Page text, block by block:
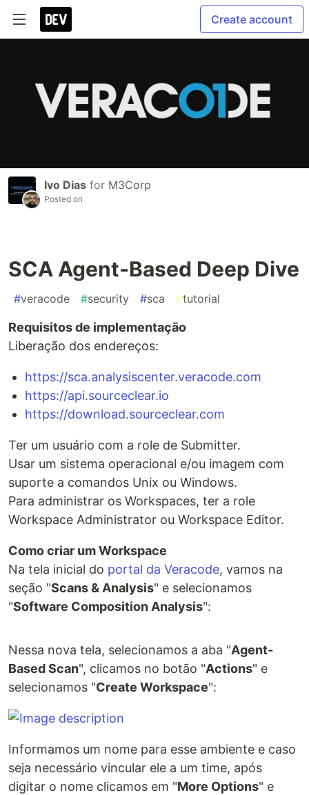
Create account
Ivo Dias for M3Corp
Posted on
SCA Agent-Based Deep Dive
#veracode #security #sca #tutorial
Requisitos de implementação
Liberação dos endereços:
https://sca.analysiscenter.veracode.com
https://api.sourceclear.io
https://download.sourceclear.com
Ter um usuário com a role de Submitter.
Usar um sistema operacional e/ou imagem com
suporte a comandos Unix ou Windows.
Para administrar os Workspaces, ter a role
Workspace Administrator ou Workspace Editor.
Como criar um Workspace
Na tela inicial do portal da Veracode, vamos na
seção "Scans & Analysis" e selecionamos
"Software Composition Analysis":
Nessa nova tela, selecionamos a aba "Agent-
Based Scan", clicamos no botão "Actions" e
selecionamos "Create Workspace":
Informamos um nome para esse ambiente e caso
seja necessário vincular ele a um time, após
digitar o nome clicamos em "More Options" e